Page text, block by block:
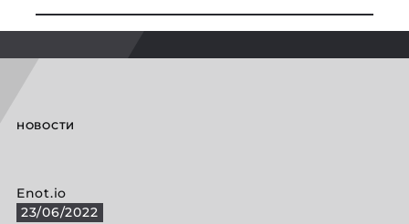
НОВОСТИ
Enot.io
23/06/2022